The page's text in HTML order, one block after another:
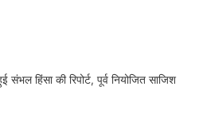
हिंसा की रिपोर्ट, पूर्व नियोजित साजिश